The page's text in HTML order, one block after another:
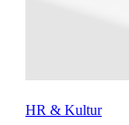
HR & Kultur